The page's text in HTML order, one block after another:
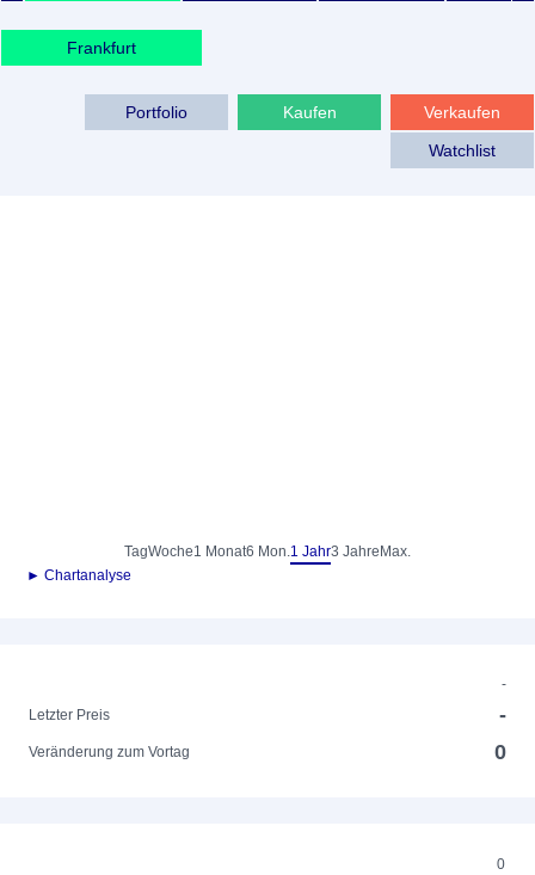
Frankfurt
Verkaufen
Kaufen
Portfolio
Watchlist
TagWoche1 Monat6 Mon.1 Jahr3 Jahre Max.
► Chartanalyse
-
Letzter Preis
-
Veränderung zum Vortag 0
0